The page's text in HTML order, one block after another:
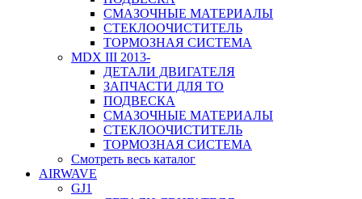
СМАЗОЧНЫЕ МАТЕРИАЛЫ
СТЕКЛООЧИСТИТЕЛЬ
ТОРМОЗНАЯ СИСТЕМА
MDX III 2013-
ДЕТАЛИ ДВИГАТЕЛЯ
ЗАПЧАСТИ ДЛЯ ТО
ПОДВЕСКА
СМАЗОЧНЫЕ МАТЕРИАЛЫ
СТЕКЛООЧИСТИТЕЛЬ
ТОРМОЗНАЯ СИСТЕМА
Смотреть весь каталог
AIRWAVE
GJ1